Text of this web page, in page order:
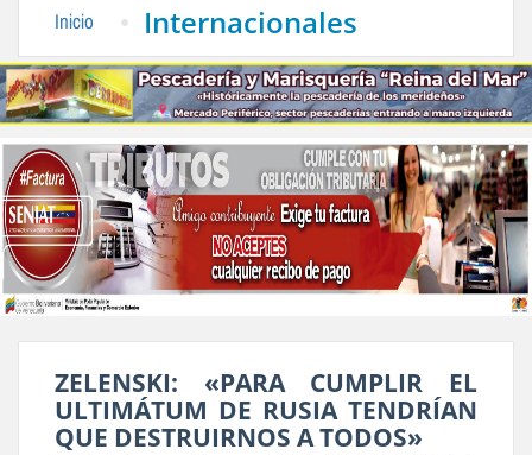
Inicio Internacionales
ZELENSKI: «PARA CUMPLIR EL
ULTIMÁTUM DE RUSIA TENDRÍAN
QUE DESTRUIRNOS A TODOS»